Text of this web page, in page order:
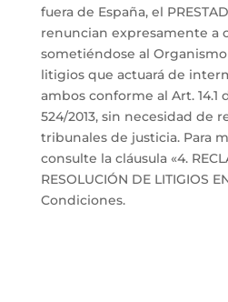
fuera de España, el
renuncian expresamente a
sometiéndose al
litigios que actuará de
ambos conforme al Art. 14.1
524/2013, sin necesidad de
tribunales de justicia. Para
consulte la cláusula «4.
RESOLUCIÓN DE LITIGIOS
Condiciones.